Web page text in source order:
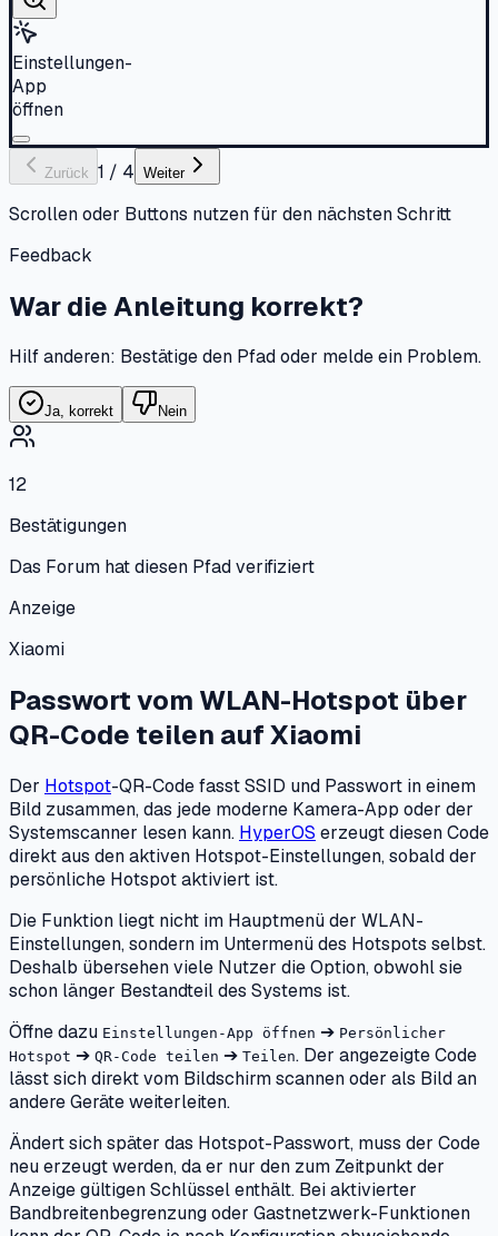
Einstellungen-
App
öffnen
Zurück 1 / 4 Weiter
Scrollen oder Buttons nutzen für den nächsten Schritt
Feedback
War die Anleitung korrekt?
Hilf anderen: Bestätige den Pfad oder melde ein Problem.
Ja, korrekt Nein
12
Bestätigungen
Das Forum hat diesen Pfad verifiziert
Anzeige
Xiaomi
Passwort vom WLAN-Hotspot über
QR-Code teilen aufXiaomi
Der Hotspot-QR-Code fasst SSID und Passwort in einem
Bild zusammen, das jede moderne Kamera-App oder der
Systemscanner lesen kann. HyperOS erzeugt diesen Code
direkt aus den aktiven Hotspot-Einstellungen, sobald der
persönliche Hotspot aktiviert ist.
Die Funktion liegt nicht im Hauptmenü der WLAN-
Einstellungen, sondern im Untermenü des Hotspots selbst.
Deshalb übersehen viele Nutzer die Option, obwohl sie
schon länger Bestandteil des Systems ist.
Öffne dazu Einstellungen-App öffnen ➔ Persönlicher
Hotspot ➔ QR-Code teilen ➔ Teilen. Der angezeigte Code
lässt sich direkt vom Bildschirm scannen oder als Bild an
andere Geräte weiterleiten.
Ändert sich später das Hotspot-Passwort, muss der Code
neu erzeugt werden, da er nur den zum Zeitpunkt der
Anzeige gültigen Schlüssel enthält. Bei aktivierter
Bandbreitenbegrenzung oder Gastnetzwerk-Funktionen